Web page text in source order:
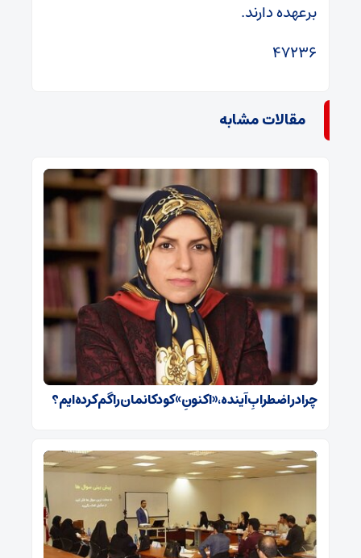
برعهده دارند.
۴۷۲۳۶
مقالات مشابه
چرا در اضطرابِ آینده، «اکنونِ» کودکانمان را گم کرده‌ایم؟